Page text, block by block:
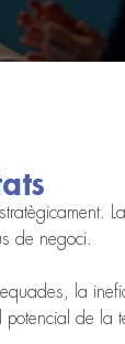
de negoci.
la
potencial de la